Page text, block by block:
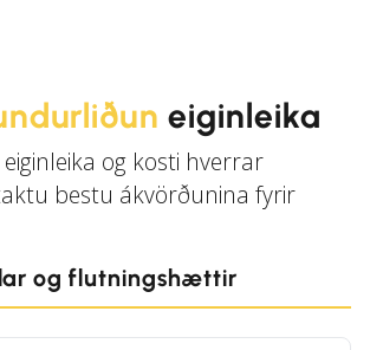
eiginleika
og kosti hverrar
bestu ákvörðunina fyrir
og flutningshættir